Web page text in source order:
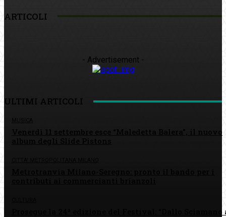
ARTICOLI
- Advertisement -
ULTIMI ARTICOLI
MUSICA
Prosegue la 24ª edizione del Festival: “Dallo